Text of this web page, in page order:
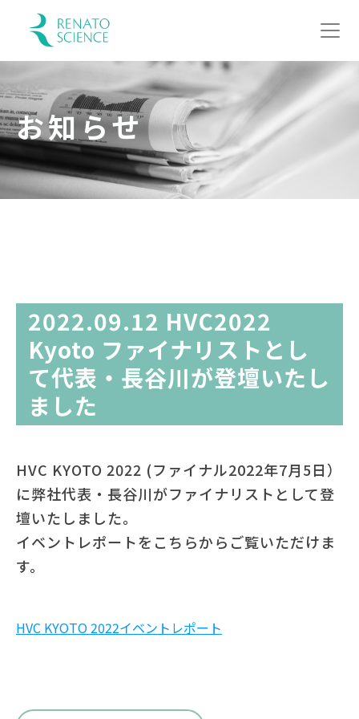
お知らせ
2022.09.12 HVC2022
Kyoto ファイナリストとし
て代表・長谷川が登壇いたし
ました
HVC KYOTO 2022 (ファイナル2022年7月5日）
に弊社代表・長谷川がファイナリストとして登
壇いたしました。
イベントレポートをこちらからご覧いただけま
す。
HVC KYOTO 2022イベントレポート